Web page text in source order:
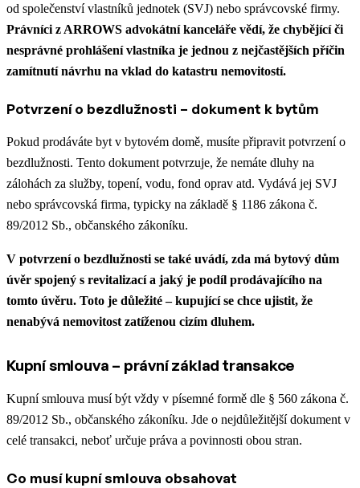
od společenství vlastníků jednotek (SVJ) nebo správcovské firmy.
Právníci z ARROWS advokátní kanceláře vědí, že chybějící či
nesprávné prohlášení vlastníka je jednou z nejčastějších příčin
zamítnutí návrhu na vklad do katastru nemovitostí.
Potvrzení o bezdlužnosti – dokument k bytům
Pokud prodáváte byt v bytovém domě, musíte připravit potvrzení o
bezdlužnosti. Tento dokument potvrzuje, že nemáte dluhy na
zálohách za služby, topení, vodu, fond oprav atd. Vydává jej SVJ
nebo správcovská firma, typicky na základě § 1186 zákona č.
89/2012 Sb., občanského zákoníku.
V potvrzení o bezdlužnosti se také uvádí, zda má bytový dům
úvěr spojený s revitalizací a jaký je podíl prodávajícího na
tomto úvěru. Toto je důležité – kupující se chce ujistit, že
nenabývá nemovitost zatíženou cizím dluhem.
Kupní smlouva – právní základ transakce
Kupní smlouva musí být vždy v písemné formě dle § 560 zákona č.
89/2012 Sb., občanského zákoníku. Jde o nejdůležitější dokument v
celé transakci, neboť určuje práva a povinnosti obou stran.
Co musí kupní smlouva obsahovat